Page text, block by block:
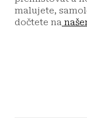
malujete,
dočtete na